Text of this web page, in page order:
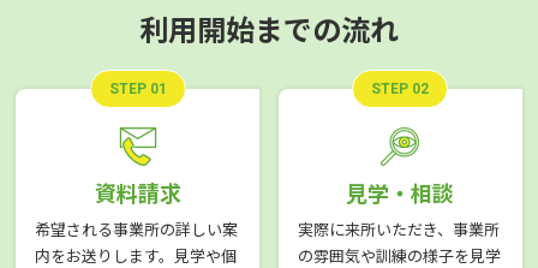
利用開始までの流れ
STEP 01
資料請求
希望される事業所の詳しい案
内をお送りします。見学や個
STEP 02
見学・相談
実際に来所いただき、事業所
の雰囲気や訓練の様子を見学